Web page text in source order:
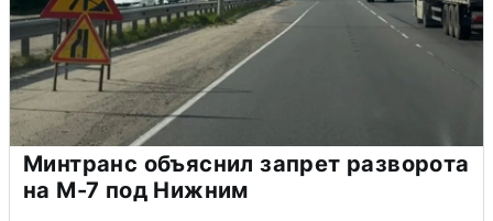
Минтранс объяснил запрет разворота
на М-7 под Нижним